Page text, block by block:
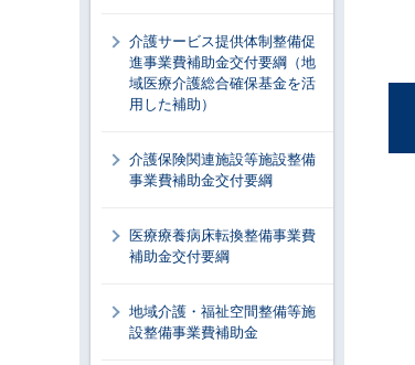
介護サービス提供体制整備促
進事業費補助金交付要綱（地
域医療介護総合確保基金を活
用した補助）
介護保険関連施設等施設整備
事業費補助金交付要綱
医療療養病床転換整備事業費
補助金交付要綱
地域介護・福祉空間整備等施
設整備事業費補助金